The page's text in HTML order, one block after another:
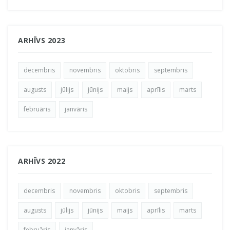
ARHĪVS 2023
decembris novembris oktobris septembris
augusts jūlijs jūnijs maijs aprīlis marts
februāris janvāris
ARHĪVS 2022
decembris novembris oktobris septembris
augusts jūlijs jūnijs maijs aprīlis marts